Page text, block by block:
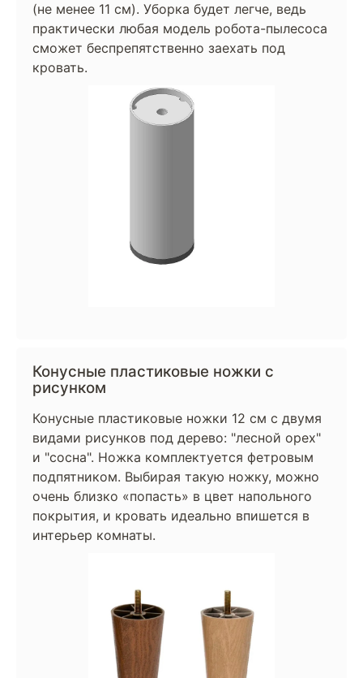
(не менее 11 см). Уборка будет легче, ведь
практически любая модель робота-пылесоса
сможет беспрепятственно заехать под
кровать.
Конусные пластиковые ножки с
рисунком
Конусные пластиковые ножки 12 см с двумя
видами рисунков под дерево: "лесной орех"
и "сосна". Ножка комплектуется фетровым
подпятником. Выбирая такую ножку, можно
очень близко «попасть» в цвет напольного
покрытия, и кровать идеально впишется в
интерьер комнаты.